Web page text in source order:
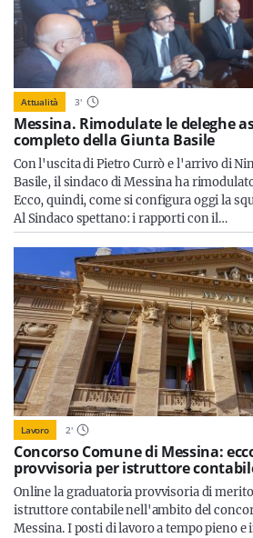
Attualità 3'
Messina. Rimodulate le deleghe
completo della Giunta Basile
Con l'uscita di Pietro Currò e l'arrivo di
Basile, il sindaco di Messina ha
Ecco, quindi, come si configura oggi la
Al Sindaco spettano: i rapporti con il…
Lavoro 2'
Concorso Comune di Messina:
provvisoria per istruttore
Online la graduatoria provvisoria di
istruttore contabile nell'ambito del
Messina. I posti di lavoro a tempo pieno